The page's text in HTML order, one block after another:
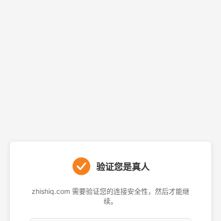
验证您是真人
zhishiq.com 需要验证您的连接安全性，然后才能继
续。